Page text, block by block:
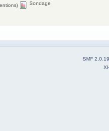
Sondage
SMF 2.0.19